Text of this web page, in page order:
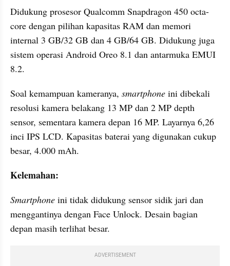
Didukung prosesor Qualcomm Snapdragon 450 octa-
core dengan pilihan kapasitas RAM dan memori
internal 3 GB/32 GB dan 4 GB/64 GB. Didukung juga
sistem operasi Android Oreo 8.1 dan antarmuka EMUI
8.2.
Soal kemampuan kameranya, smartphone ini dibekali
resolusi kamera belakang 13 MP dan 2 MP depth
sensor, sementara kamera depan 16 MP. Layarnya 6,26
inci IPS LCD. Kapasitas baterai yang digunakan cukup
besar, 4.000 mAh.
Kelemahan:
Smartphone ini tidak didukung sensor sidik jari dan
menggantinya dengan Face Unlock. Desain bagian
depan masih terlihat besar.
ADVERTISEMENT